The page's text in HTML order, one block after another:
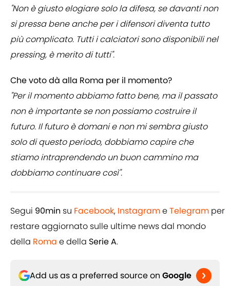
"Non è giusto elogiare solo la difesa, se davanti non
si pressa bene anche per i difensori diventa tutto
più complicato. Tutti i calciatori sono disponibili nel
pressing, è merito di tutti".
Che voto dà alla Roma per il momento?
"Per il momento abbiamo fatto bene, ma il passato
non è importante se non possiamo costruire il
futuro. Il futuro è domani e non mi sembra giusto
solo di questo periodo, dobbiamo capire che
stiamo intraprendendo un buon cammino ma
dobbiamo continuare così".
Segui 90min su Facebook, InstagrameTelegram per
restare aggiornato sulle ultime news dal mondo
della Roma e della Serie A.
Add us as a preferred source on Google